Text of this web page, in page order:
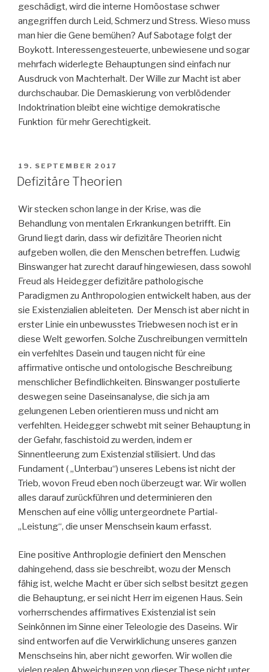
geschädigt, wird die interne Homöostase schwer
angegriffen durch Leid, Schmerz und Stress. Wieso muss
man hier die Gene bemühen? Auf Sabotage folgt der
Boykott. Interessengesteuerte, unbewiesene und sogar
mehrfach widerlegte Behauptungen sind einfach nur
Ausdruck von Machterhalt. Der Wille zur Macht ist aber
durchschaubar. Die Demaskierung von verblödender
Indoktrination bleibt eine wichtige demokratische
Funktion für mehr Gerechtigkeit.
VERÖFFENTLICHT
AM
19. SEPTEMBER 2017
Defizitäre Theorien
Wir stecken schon lange in der Krise, was die
Behandlung von mentalen Erkrankungen betrifft. Ein
Grund liegt darin, dass wir defizitäre Theorien nicht
aufgeben wollen, die den Menschen betreffen. Ludwig
Binswanger hat zurecht darauf hingewiesen, dass sowohl
Freud als Heidegger defizitäre pathologische
Paradigmen zu Anthropologien entwickelt haben, aus der
sie Existenzialien ableiteten. Der Mensch ist aber nicht in
erster Linie ein unbewusstes Triebwesen noch ist er in
diese Welt geworfen. Solche Zuschreibungen vermitteln
ein verfehltes Dasein und taugen nicht für eine
affirmative ontische und ontologische Beschreibung
menschlicher Befindlichkeiten. Binswanger postulierte
deswegen seine Daseinsanalyse, die sich ja am
gelungenen Leben orientieren muss und nicht am
verfehlten. Heidegger schwebt mit seiner Behauptung in
der Gefahr, faschistoid zu werden, indem er
Sinnentleerung zum Existenzial stilisiert. Und das
Fundament ( „Unterbau“) unseres Lebens ist nicht der
Trieb, wovon Freud eben noch überzeugt war. Wir wollen
alles darauf zurückführen und determinieren den
Menschen auf eine völlig untergeordnete Partial-
„Leistung“, die unser Menschsein kaum erfasst.
Eine positive Anthroplogie definiert den Menschen
dahingehend, dass sie beschreibt, wozu der Mensch
fähig ist, welche Macht er über sich selbst besitzt gegen
die Behauptung, er sei nicht Herr im eigenen Haus. Sein
vorherrschendes affirmatives Existenzial ist sein
Seinkönnen im Sinne einer Teleologie des Daseins. Wir
sind entworfen auf die Verwirklichung unseres ganzen
Menschseins hin, aber nicht geworfen. Wir wollen die